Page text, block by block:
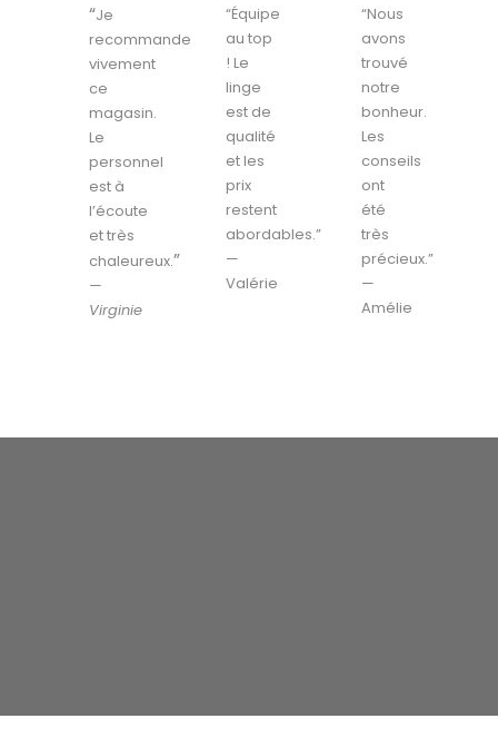
“Je
recommande
vivement
ce
magasin.
Le
personnel
est à
l’écoute
et très
chaleureux.”
—
Virginie
“Équipe
au top
! Le
linge
est de
qualité
et les
prix
restent
abordables.”
—
Valérie
“Nous
avons
trouvé
notre
bonheur.
Les
conseils
ont
été
très
précieux.”
—
Amélie